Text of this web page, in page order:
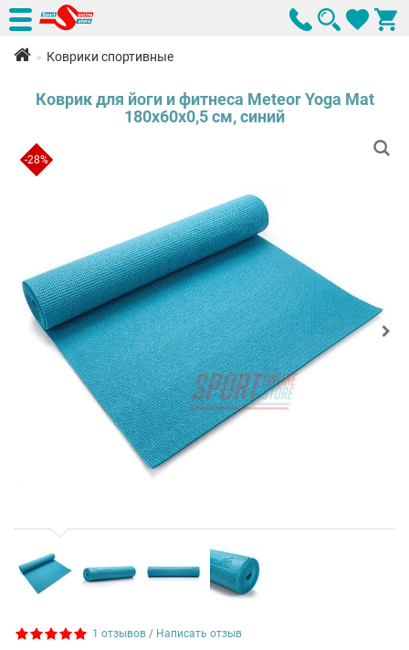
Коврики спортивные
Коврик для йоги и фитнеса Meteor Yoga Mat
180x60x0,5 см, синий
-28%
1 отзывов / Написать отзыв